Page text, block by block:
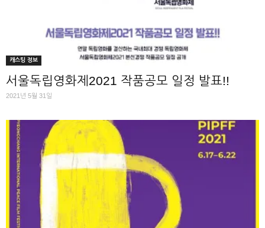
캐스팅 정보
서울독립영화제2021 작품공모 일정 발표!!
2021년 5월 31일